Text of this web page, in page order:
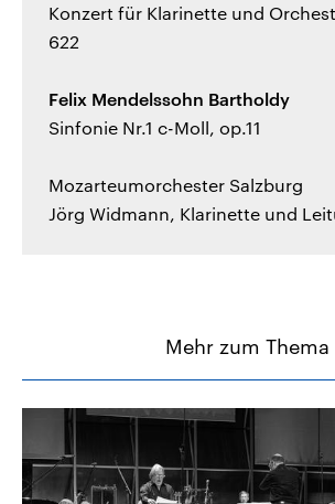
Konzert für Klarinette und
622
Felix Mendelssohn Bartholdy
Sinfonie Nr.1 c-Moll, op.11
Mozarteumorchester Salzburg
Jörg Widmann, Klarinette und
Mehr zum Thema